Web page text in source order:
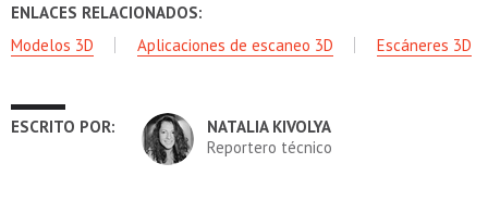
ENLACES RELACIONADOS:
Modelos 3D
Aplicaciones de escaneo 3D Escáneres 3D
ESCRITO POR:
NATALIA KIVOLYA
Reportero técnico